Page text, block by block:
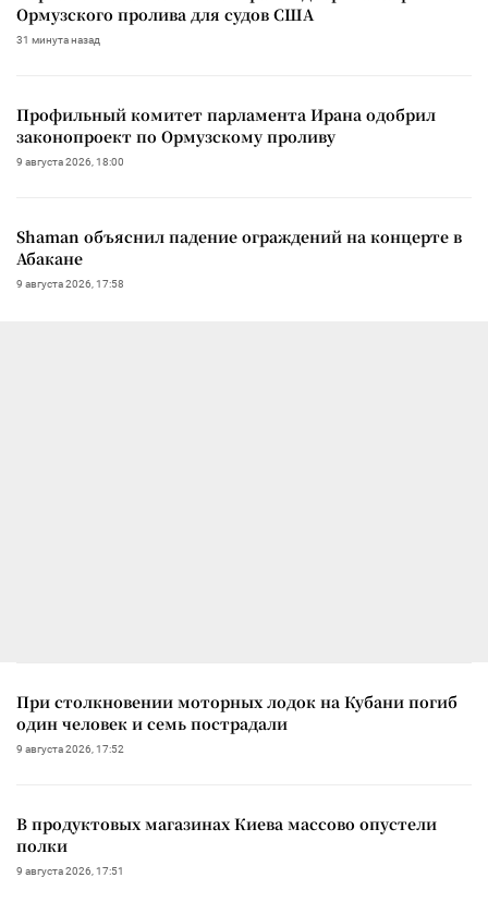
Ормузского пролива для судов США
31 минута назад
Профильный комитет парламента Ирана одобрил
законопроект по Ормузскому проливу
9 августа 2026, 18:00
Shaman объяснил падение ограждений на концерте в
Абакане
9 августа 2026, 17:58
При столкновении моторных лодок на Кубани погиб
один человек и семь пострадали
9 августа 2026, 17:52
В продуктовых магазинах Киева массово опустели
полки
9 августа 2026, 17:51